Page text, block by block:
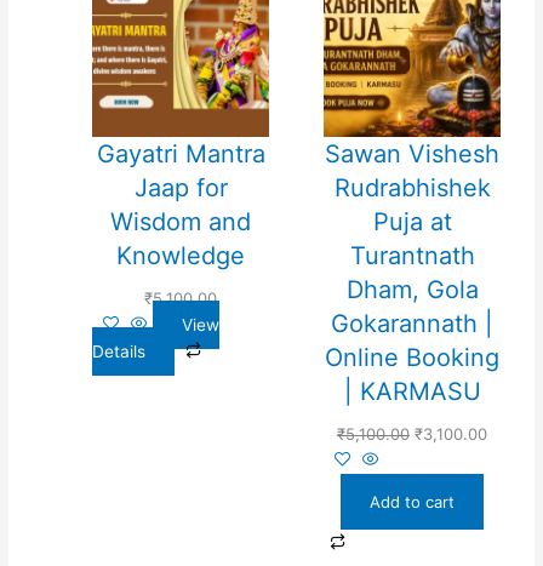
Gayatri Mantra
Jaap for
Wisdom and
Knowledge
₹5,100.00
View
Details
Sawan Vishesh
Rudrabhishek
Puja at
Turantnath
Dham, Gola
Gokarannath |
Online Booking
| KARMASU
₹5,100.00 ₹3,100.00
Add to cart